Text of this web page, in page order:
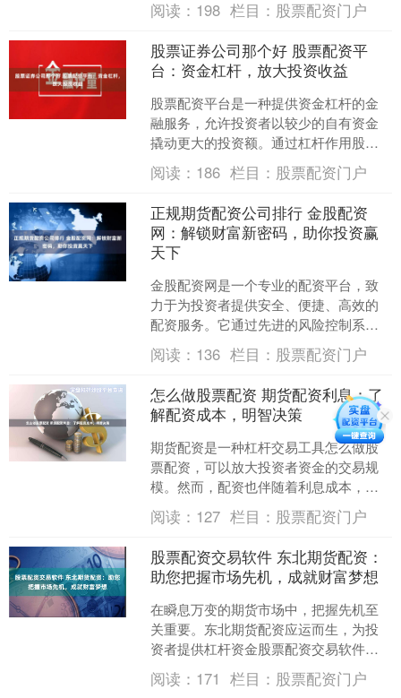
富新高度： * **关注行....
阅读： 198 栏目： 股票配资门户
股票证券公司那个好 股票配资平
台：资金杠杆，放大投资收益
股票配资平台是一种提供资金杠杆的金
融服务，允许投资者以较少的自有资金
撬动更大的投资额。通过杠杆作用股票
证券公司那个好，投资者可以放大投资
收益，提升获利空间。 1....
阅读： 186 栏目： 股票配资门户
正规期货配资公司排行 金股配资
网：解锁财富新密码，助你投资赢
天下
金股配资网是一个专业的配资平台，致
力于为投资者提供安全、便捷、高效的
配资服务。它通过先进的风险控制系统
和专业的投资团队，帮助投资者放大收
益，实现财富增值。 1.....
阅读： 136 栏目： 股票配资门户
怎么做股票配资 期货配资利息：了
解配资成本，明智决策
期货配资是一种杠杆交易工具怎么做股
票配资，可以放大投资者资金的交易规
模。然而，配资也伴随着利息成本，了
解这些成本对于明智的决策至关重要。
股票配资需要投资者提供....
阅读： 127 栏目： 股票配资门户
股票配资交易软件 东北期货配资：
助您把握市场先机，成就财富梦想
在瞬息万变的期货市场中，把握先机至
关重要。东北期货配资应运而生，为投
资者提供杠杆资金股票配资交易软件，
助力其放大收益，成就财富梦想。 * **资
质和信誉：**选....
阅读： 171 栏目： 股票配资门户